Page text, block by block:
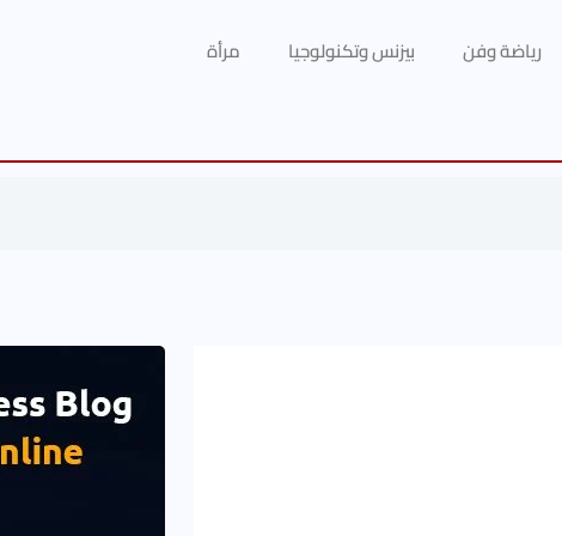
رياضة وفن بيزنس وتكنولوجيا مرأة